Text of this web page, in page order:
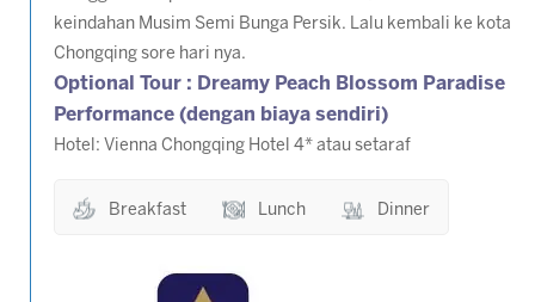
keindahan Musim Semi Bunga Persik. Lalu kembali ke kota
Chongqing sore hari nya.
Optional Tour : Dreamy Peach Blossom Paradise
Performance (dengan biaya sendiri)
Hotel: Vienna Chongqing Hotel 4* atau setaraf
Breakfast Lunch Dinner